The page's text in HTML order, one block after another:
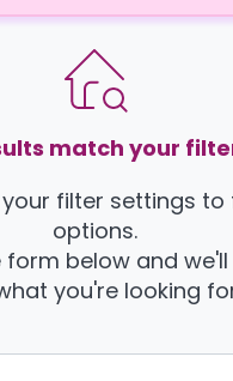
match your
filter settings
options.
form below and
you're looking